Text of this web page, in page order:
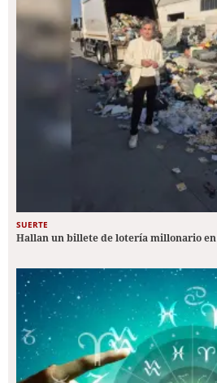
SUERTE
Hallan un billete de lotería millonario